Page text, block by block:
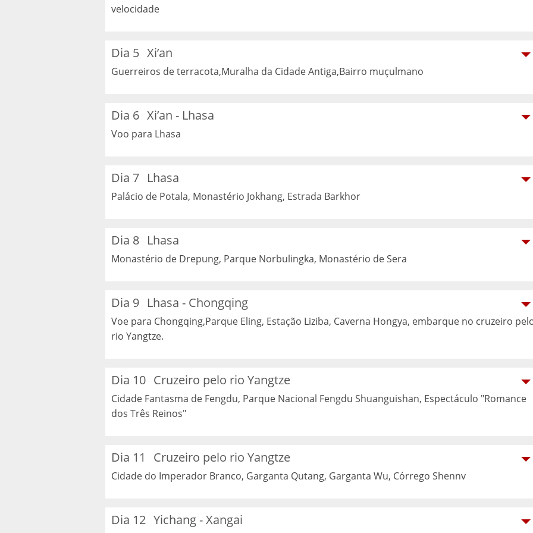
velocidade
Dia 5 Xi’an
Guerreiros de terracota,Muralha da Cidade Antiga,Bairro muçulmano
Dia 6 Xi’an - Lhasa
Voo para Lhasa
Dia 7 Lhasa
Palácio de Potala, Monastério Jokhang, Estrada Barkhor
Dia 8 Lhasa
Monastério de Drepung, Parque Norbulingka, Monastério de Sera
Dia 9 Lhasa - Chongqing
Voe para Chongqing,Parque Eling, Estação Liziba, Caverna Hongya, embarque no cruzeiro
rio Yangtze.
Dia 10 Cruzeiro pelo rio Yangtze
Cidade Fantasma de Fengdu, Parque Nacional Fengdu Shuanguishan, Espectáculo "Romance
dos Três Reinos"
Dia 11 Cruzeiro pelo rio Yangtze
Cidade do Imperador Branco, Garganta Qutang, Garganta Wu, Córrego Shennv
Dia 12 Yichang - Xangai